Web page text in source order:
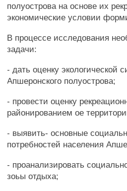
полуострова на основе их
экономические условии
В процессе исследования
задачи:
- дать оценку экологической
Апшеронского полуострова;
- провести оценку
районированием ое
- выявить- основные
потребностей населения
- проанализировать
зоьы отдыха;